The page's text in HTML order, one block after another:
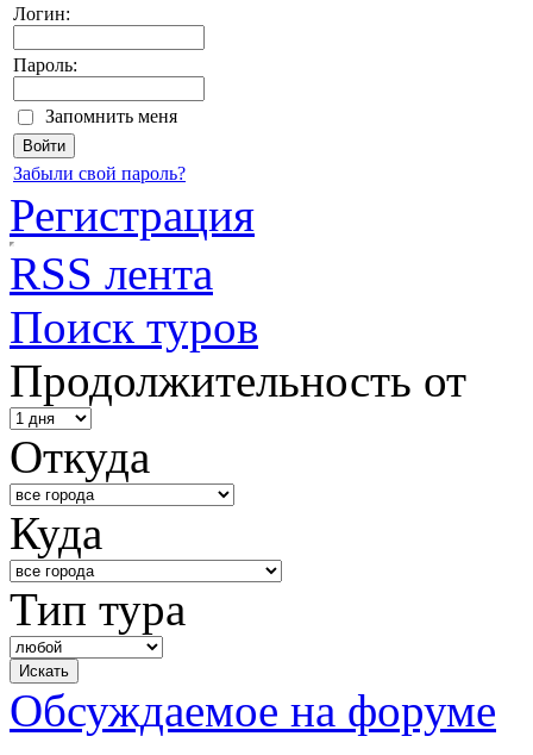
Логин:
Пароль:
Запомнить меня
Забыли свой пароль?
Регистрация
RSS лента
Поиск туров
Продолжительность от
Откуда
Куда
Тип тура
Обсуждаемое на форуме